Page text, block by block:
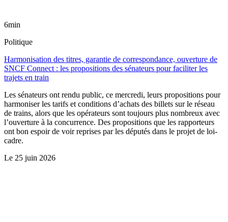
6min
Politique
Harmonisation des titres, garantie de correspondance, ouverture de
SNCF Connect : les propositions des sénateurs pour faciliter les
trajets en train
Les sénateurs ont rendu public, ce mercredi, leurs propositions pour
harmoniser les tarifs et conditions d’achats des billets sur le réseau
de trains, alors que les opérateurs sont toujours plus nombreux avec
l’ouverture à la concurrence. Des propositions que les rapporteurs
ont bon espoir de voir reprises par les députés dans le projet de loi-
cadre.
Le 25 juin 2026